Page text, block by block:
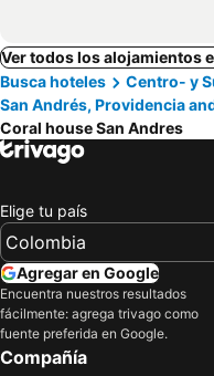
Ver todos los alojamientos
Busca hoteles
Centro- y
San Andrés, Providencia
Coral house San Andres
Elige tu país
Agregar en Google
Encuentra nuestros resultados
fácilmente: agrega trivago como
fuente preferida en Google.
Compañía